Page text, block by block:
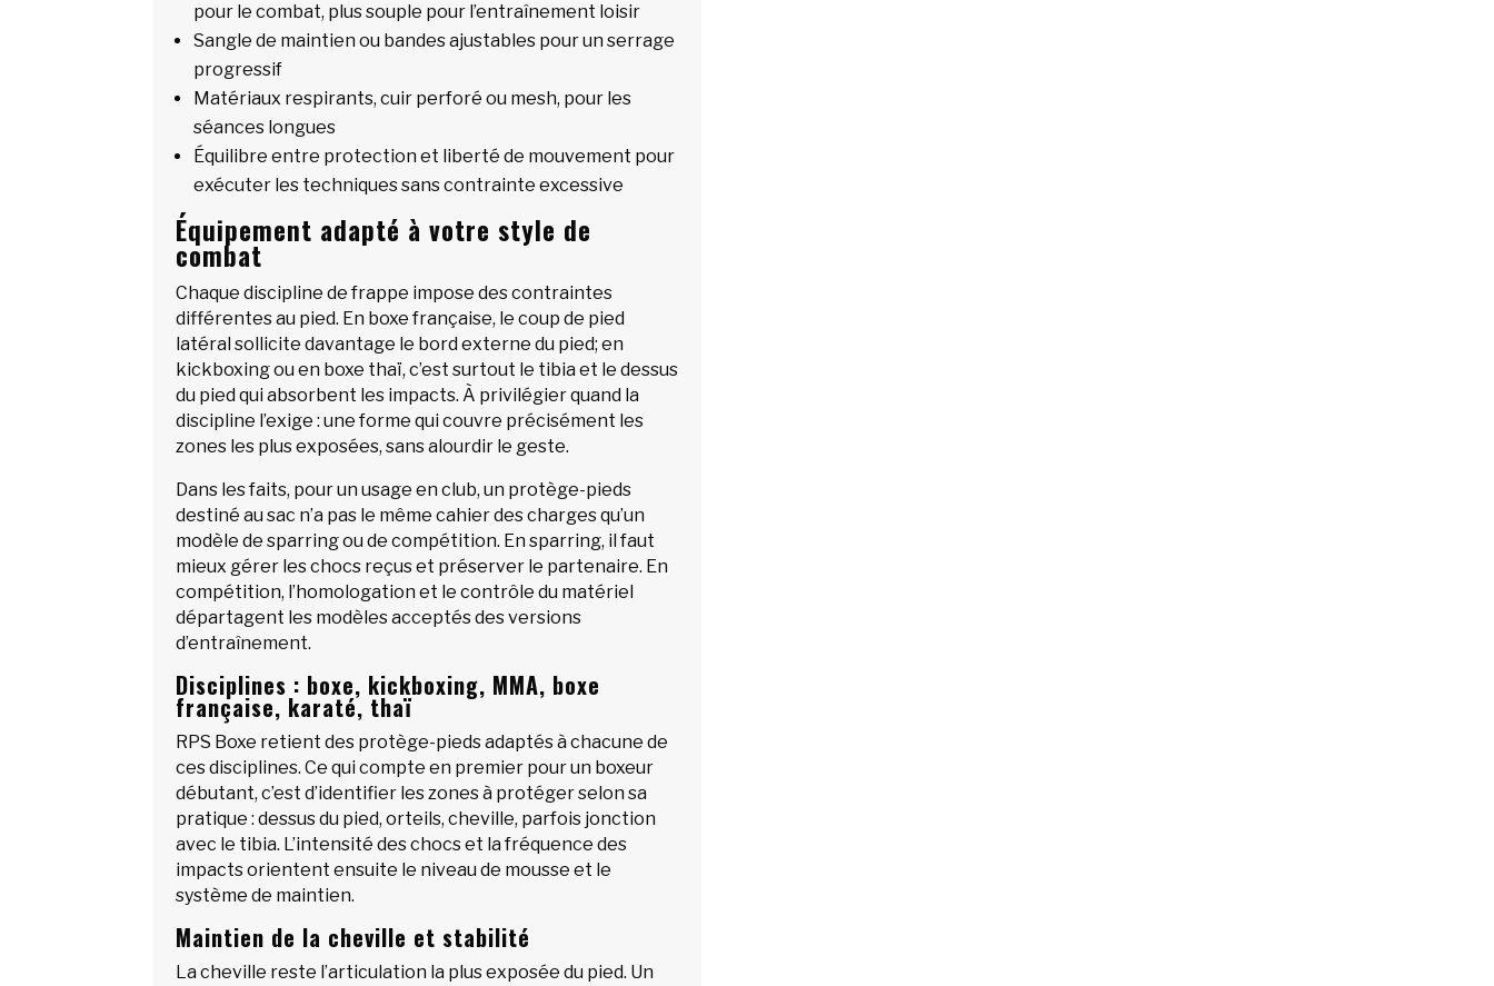
pour le combat, plus souple pour l’entraînement loisir
Sangle de maintien ou bandes ajustables pour un serrage
progressif
Matériaux respirants, cuir perforé ou mesh, pour les
séances longues
Équilibre entre protection et liberté de mouvement pour
exécuter les techniques sans contrainte excessive
Équipement adapté à votre style de
combat
Chaque discipline de frappe impose des contraintes
différentes au pied. En boxe française, le coup de pied
latéral sollicite davantage le bord externe du pied; en
kickboxing ou en boxe thaï, c’est surtout le tibia et le dessus
du pied qui absorbent les impacts. À privilégier quand la
discipline l’exige : une forme qui couvre précisément les
zones les plus exposées, sans alourdir le geste.
Dans les faits, pour un usage en club, un protège-pieds
destiné au sac n’a pas le même cahier des charges qu’un
modèle de sparring ou de compétition. En sparring, il faut
mieux gérer les chocs reçus et préserver le partenaire. En
compétition, l’homologation et le contrôle du matériel
départagent les modèles acceptés des versions
d’entraînement.
Disciplines : boxe, kickboxing, MMA, boxe
française, karaté, thaï
RPS Boxe retient des protège-pieds adaptés à chacune de
ces disciplines. Ce qui compte en premier pour un boxeur
débutant, c’est d’identifier les zones à protéger selon sa
pratique : dessus du pied, orteils, cheville, parfois jonction
avec le tibia. L’intensité des chocs et la fréquence des
impacts orientent ensuite le niveau de mousse et le
système de maintien.
Maintien de la cheville et stabilité
La cheville reste l’articulation la plus exposée du pied. Un